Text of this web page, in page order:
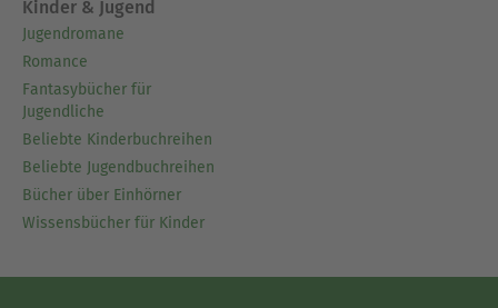
Kinder & Jugend
Jugendromane
Romance
Fantasybücher für
Jugendliche
Beliebte Kinderbuchreihen
Beliebte Jugendbuchreihen
Bücher über Einhörner
Wissensbücher für Kinder